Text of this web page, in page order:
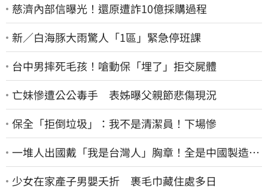
慈濟內部信曝光！還原遭詐10億採購過程
新／白海豚大雨驚人「1區」緊急停班課
台中男摔死毛孩！嗆動保「埋了」拒交屍體
亡妹慘遭公公毒手 表姊曝父親節悲傷現況
保全「拒倒垃圾」：我不是清潔員！下場慘
一堆人出國戴「我是台灣人」胸章！全是中國製造
Cheap酸：精神分裂
少女在家產子男嬰夭折 裹毛巾藏住處多日